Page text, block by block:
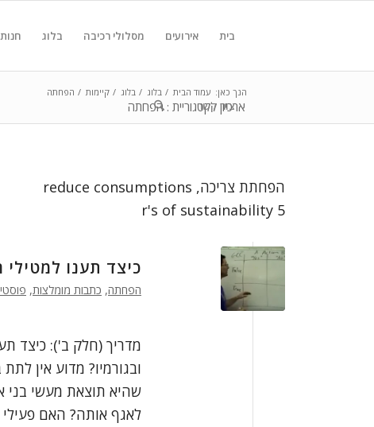
בית אירועים מסלולי רכיבה בלוג
צור קשר
ארכיון לקטגוריית : הפחתה
הנך כאן: עמוד הבית / בלוג / בלוג / קיימות / הפחתה
הפחתת צריכה, reduce consumptions
5 r's of sustainability
כיצד תענו
הפחתה, כתבות מומלצות,
מדריך (חלק ב'): כיצד
ובגורמיו? מדוע אין
שהיא תוצאת מעשי בני
לאגף אותה? האם